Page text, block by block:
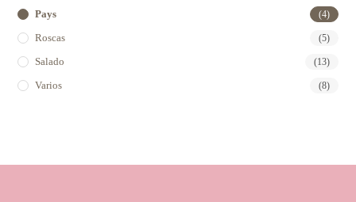
Pays (4)
Roscas (5)
Salado (13)
Varios (8)